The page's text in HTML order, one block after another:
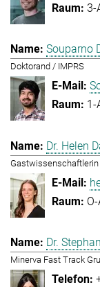
3-
Souparno
Doktorand / IMPRS
1-
Dr. Helen
Gastwissenschaftlerin
Dr.
Minerva Fast Track